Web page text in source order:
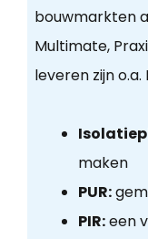
bouwmarkten
Multimate,
leveren zijn
maken
PUR:
PIR:een